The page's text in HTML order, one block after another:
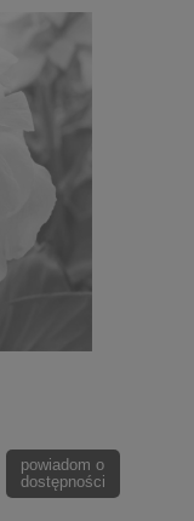
powiadom o
dostępności